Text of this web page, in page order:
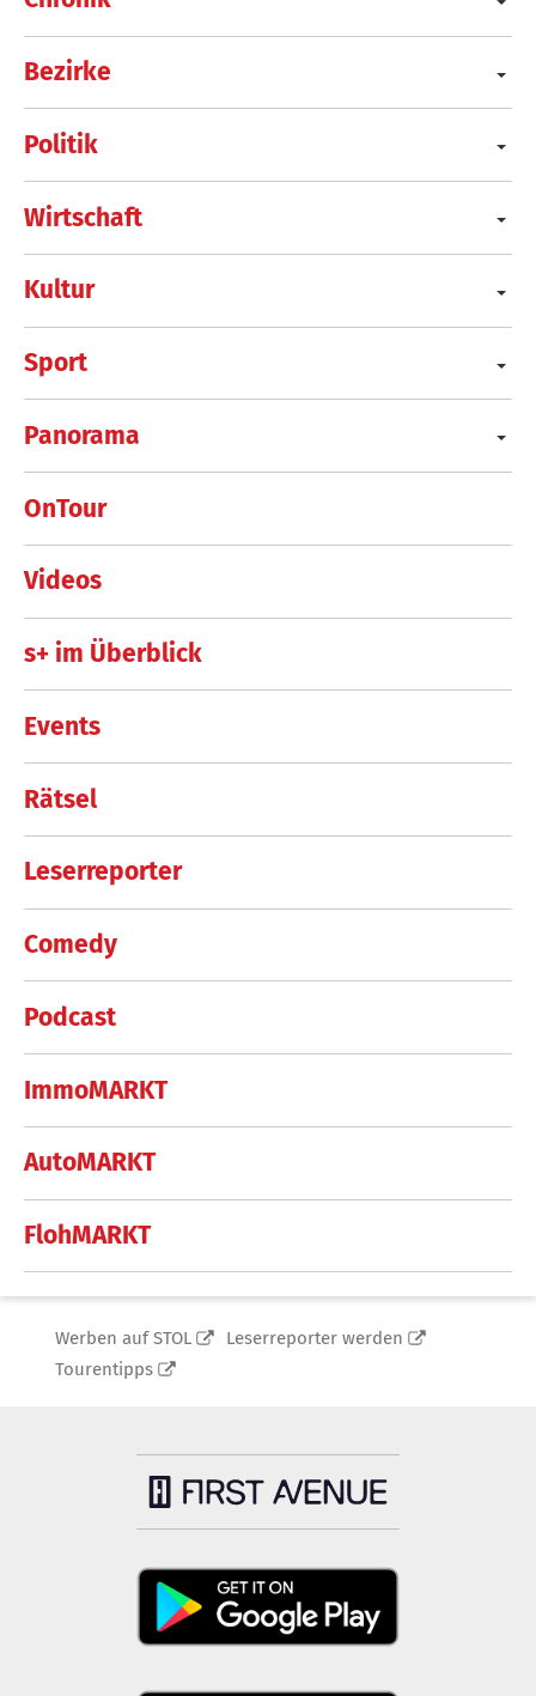
Bezirke
Politik
Wirtschaft
Kultur
Sport
Panorama
OnTour
Videos
s+ im Überblick
Events
Rätsel
Leserreporter
Comedy
Podcast
ImmoMARKT
AutoMARKT
FlohMARKT
Werben auf STOL
Leserreporter werden
Tourentipps